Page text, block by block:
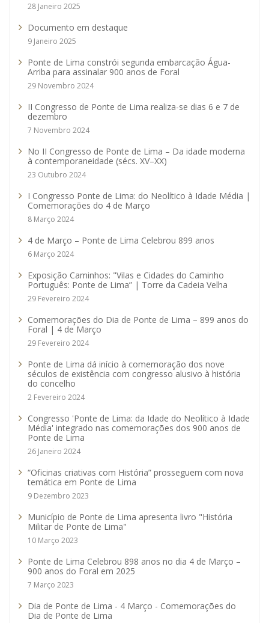
28 Janeiro 2025
Documento em destaque
9 Janeiro 2025
Ponte de Lima constrói segunda embarcação Água-
Arriba para assinalar 900 anos de Foral
29 Novembro 2024
II Congresso de Ponte de Lima realiza-se dias 6 e 7 de
dezembro
7 Novembro 2024
No II Congresso de Ponte de Lima – Da idade moderna
à contemporaneidade (sécs. XV–XX)
23 Outubro 2024
I Congresso Ponte de Lima: do Neolítico à Idade Média |
Comemorações do 4 de Março
8 Março 2024
4 de Março – Ponte de Lima Celebrou 899 anos
6 Março 2024
Exposição Caminhos: "Vilas e Cidades do Caminho
Português: Ponte de Lima” | Torre da Cadeia Velha
29 Fevereiro 2024
Comemorações do Dia de Ponte de Lima – 899 anos do
Foral | 4 de Março
29 Fevereiro 2024
Ponte de Lima dá início à comemoração dos nove
séculos de existência com congresso alusivo à história
do concelho
2 Fevereiro 2024
Congresso 'Ponte de Lima: da Idade do Neolítico à Idade
Média' integrado nas comemorações dos 900 anos de
Ponte de Lima
26 Janeiro 2024
“Oficinas criativas com História” prosseguem com nova
temática em Ponte de Lima
9 Dezembro 2023
Município de Ponte de Lima apresenta livro "História
Militar de Ponte de Lima"
10 Março 2023
Ponte de Lima Celebrou 898 anos no dia 4 de Março –
900 anos do Foral em 2025
7 Março 2023
Dia de Ponte de Lima - 4 Março - Comemorações do
Dia de Ponte de Lima